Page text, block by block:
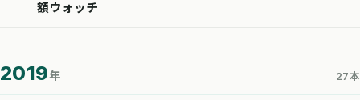
額ウォッチ
2019年 27本